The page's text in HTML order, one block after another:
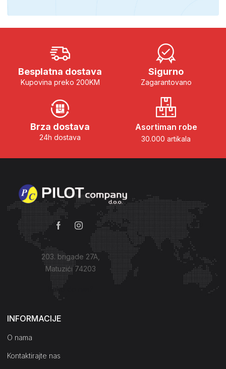
Besplatna dostava
Kupovina preko 200KM
Sigurno
Zagarantovano
Brza dostava
24h dostava
Asortiman robe
30.000 artikala
203. brigade 27A,
Matuzići 74203
Kako do nas?
INFORMACIJE
O nama
Kontaktirajte nas